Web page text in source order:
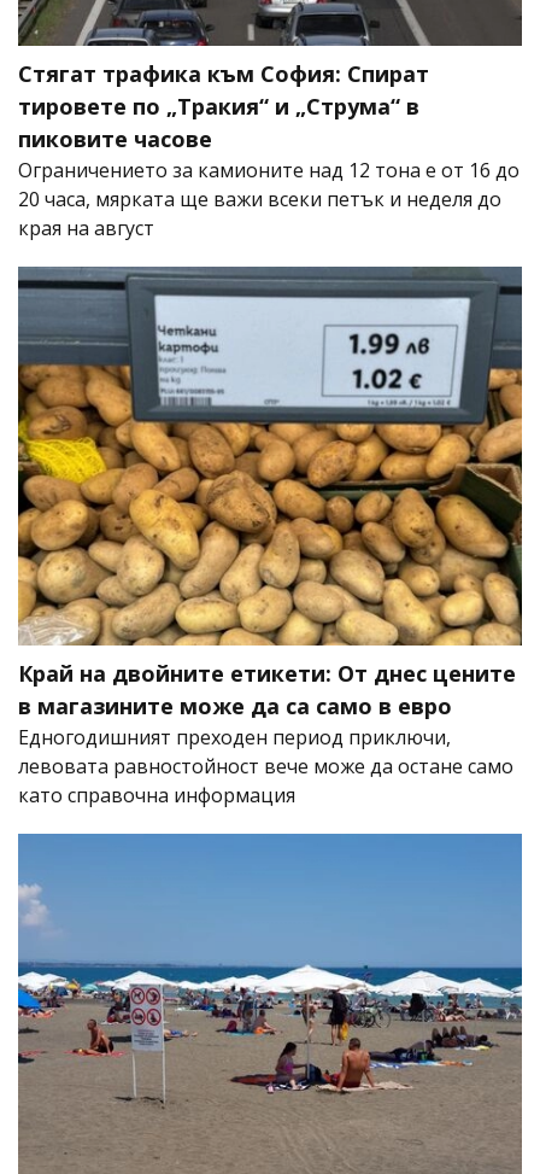
Стягат трафика към София: Спират
тировете по „Тракия“ и „Струма“ в
пиковите часове
Ограничението за камионите над 12 тона е от 16 до
20 часа, мярката ще важи всеки петък и неделя до
края на август
Край на двойните етикети: От днес цените
в магазините може да са само в евро
Едногодишният преходен период приключи,
левовата равностойност вече може да остане само
като справочна информация